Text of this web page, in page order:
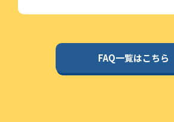
FAQ一覧はこちら